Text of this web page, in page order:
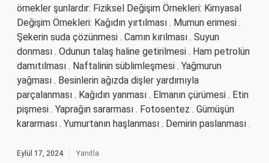
örnekler şunlardır: Fiziksel Değişim Örnekleri: Kimyasal
Değişim Örnekleri: Kağıdın yırtılması . Mumun erimesi .
Şekerin suda çözünmesi . Camın kırılması . Suyun
donması . Odunun talaş haline getirilmesi . Ham petrolün
damıtılması . Naftalinin süblimleşmesi . Yağmurun
yağması . Besinlerin ağızda dişler yardımıyla
parçalanması . Kağıdın yanması . Elmanın çürümesi . Etin
pişmesi . Yaprağın sararması . Fotosentez . Gümüşün
kararması . Yumurtanın haşlanması . Demirin paslanması .
Eylül 17, 2024 Yanıtla